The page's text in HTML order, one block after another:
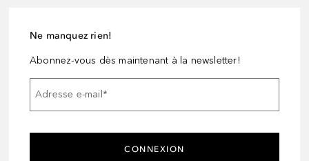
Ne manquez rien!
Abonnez-vous dès maintenant à la newsletter!
Adresse e-mail*
CONNEXION